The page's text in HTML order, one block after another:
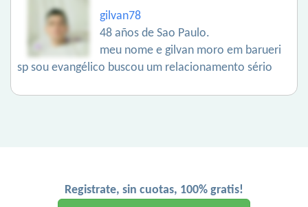
gilvan78
48 años de Sao Paulo.
meu nome e gilvan moro em barueri
sp sou evangélico buscou um relacionamento sério
Registrate, sin cuotas, 100% gratis!